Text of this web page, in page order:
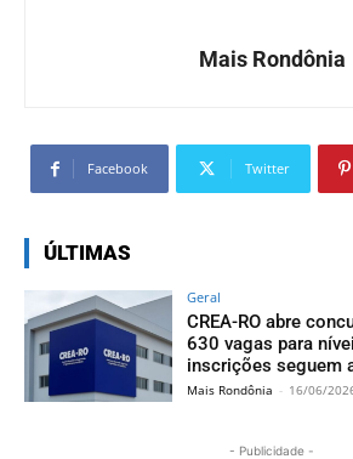
Mais Rondônia
Facebook Twitter
ÚLTIMAS
Geral
CREA-RO abre
630 vagas para
inscrições seguem
Mais Rondônia - 16/06/
- Publicidade -